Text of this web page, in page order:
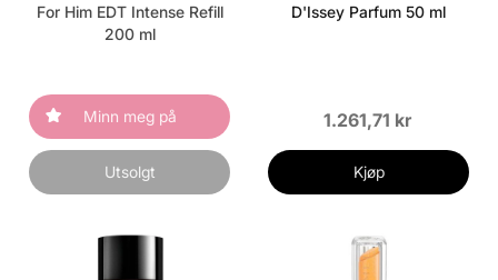
For Him EDT Intense Refill
200 ml
Minn meg på
Utsolgt
D'Issey Parfum 50 ml
1.261,71 kr
Kjøp